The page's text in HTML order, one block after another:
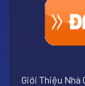
Giới Thiệu Nhà